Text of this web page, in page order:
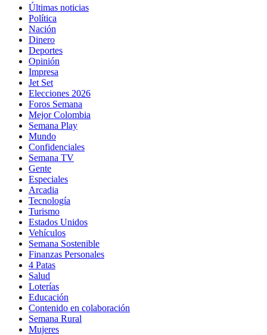
Últimas noticias
Política
Nación
Dinero
Deportes
Opinión
Impresa
Jet Set
Elecciones 2026
Foros Semana
Mejor Colombia
Semana Play
Mundo
Confidenciales
Semana TV
Gente
Especiales
Arcadia
Tecnología
Turismo
Estados Unidos
Vehículos
Semana Sostenible
Finanzas Personales
4 Patas
Salud
Loterías
Educación
Contenido en colaboración
Semana Rural
Mujeres